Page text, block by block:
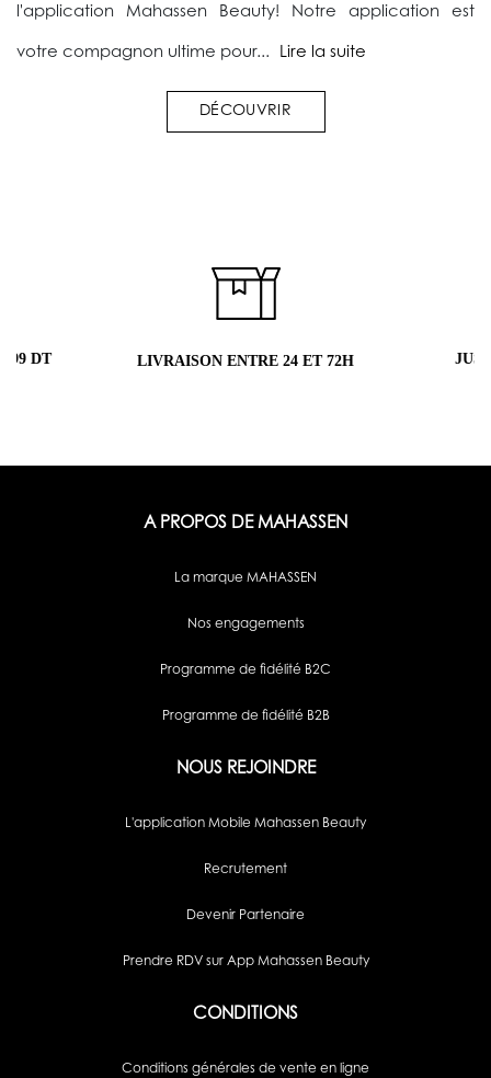
l'application Mahassen Beauty! Notre application est
votre compagnon ultime pour... Lire la suite
DÉCOUVRIR
99 DT LIVRAISON ENTRE 24 ET 72H
A PROPOS DE MAHASSEN
La marque MAHASSEN
Nos engagements
Programme de fidélité B2C
Programme de fidélité B2B
NOUS REJOINDRE
L'application Mobile Mahassen Beauty
Recrutement
Devenir Partenaire
Prendre RDV sur App Mahassen Beauty
CONDITIONS
Conditions générales de vente en ligne